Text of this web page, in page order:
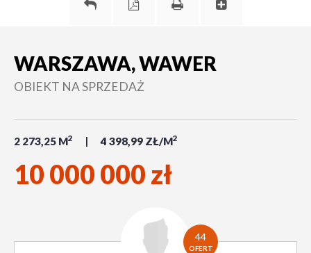
WARSZAWA, WAWER
OBIEKT NA SPRZEDAŻ
2 273,25 M2 4 398,99 ZŁ/M2
10 000 000 zł
44
OFERT